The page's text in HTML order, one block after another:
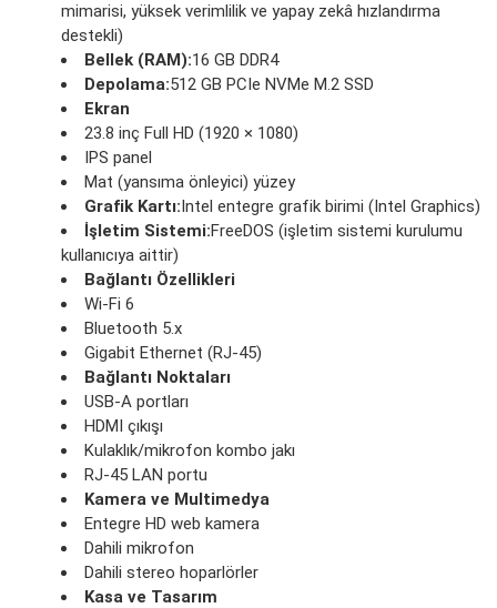
mimarisi, yüksek verimlilik ve yapay zekâ hızlandırma
destekli)
Bellek (RAM):16 GB DDR4
Depolama:512 GB PCIe NVMe M.2 SSD
Ekran
23.8 inç Full HD (1920 × 1080)
IPS panel
Mat (yansıma önleyici) yüzey
Grafik Kartı:Intel entegre grafik birimi (Intel Graphics)
İşletim Sistemi:FreeDOS (işletim sistemi kurulumu
kullanıcıya aittir)
Bağlantı Özellikleri
Wi-Fi 6
Bluetooth 5.x
Gigabit Ethernet (RJ-45)
Bağlantı Noktaları
USB-A portları
HDMI çıkışı
Kulaklık/mikrofon kombo jakı
RJ-45 LAN portu
Kamera ve Multimedya
Entegre HD web kamera
Dahili mikrofon
Dahili stereo hoparlörler
Kasa ve Tasarım